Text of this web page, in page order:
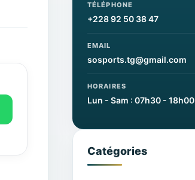
TÉLÉPHONE
+228 92 50 38 47
EMAIL
sosports.tg@gmail.com
HORAIRES
Lun - Sam : 07h30 - 18h00
Catégories